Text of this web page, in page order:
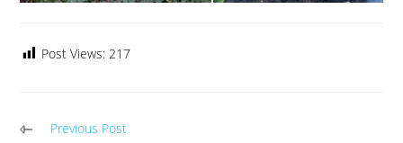
Post Views: 217
Previous Post